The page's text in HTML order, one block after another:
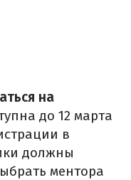
на
до 12 марта
в
должны
ментора